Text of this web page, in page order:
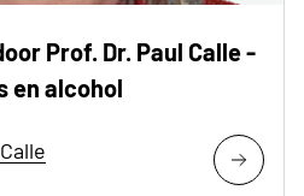
Prof. Dr. Paul Calle -
en alcohol